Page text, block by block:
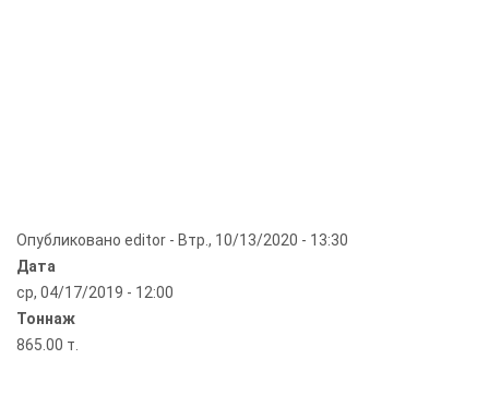
Опубликовано editor - Втр., 10/13/2020 - 13:30
Дата
ср, 04/17/2019 - 12:00
Тоннаж
865.00 т.